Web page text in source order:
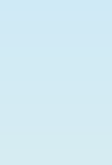
Няня с
Няня с
Няня
Няня